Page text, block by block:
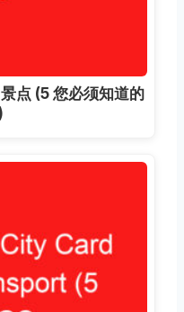
点 (5 您必须知道的